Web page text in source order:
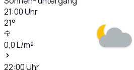
21:00Uhr
21°
0,0L/m²
22:00Uhr